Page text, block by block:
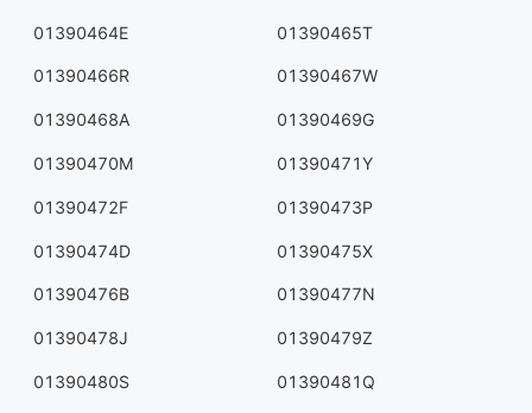
01390464E 01390465T
01390466R 01390467W
01390468A 01390469G
01390470M 01390471Y
01390472F 01390473P
01390474D 01390475X
01390476B 01390477N
01390478J 01390479Z
01390480S 01390481Q